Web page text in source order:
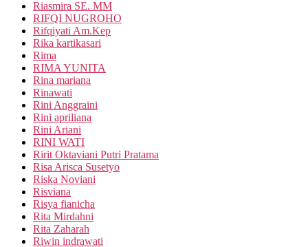
Riasmira SE. MM
RIFQI NUGROHO
Rifqiyati Am.Kep
Rika kartikasari
Rima
RIMA YUNITA
Rina mariana
Rinawati
Rini Anggraini
Rini apriliana
Rini Ariani
RINI WATI
Ririt Oktaviani Putri Pratama
Risa Arisca Susetyo
Riska Noviani
Risviana
Risya fianicha
Rita Mirdahni
Rita Zaharah
Riwin indrawati